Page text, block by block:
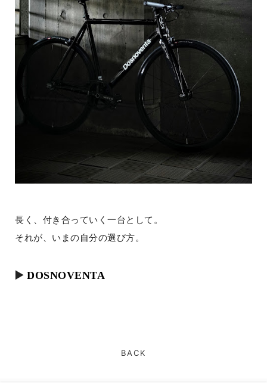
長く、付き合っていく一台として。
それが、いまの自分の選び方。
▶️DOSNOVENTA
BACK